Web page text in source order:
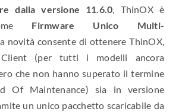
dalla versione 11.6.0, ThinOX è
Firmware Unico Multi-
novità consente di ottenere ThinOX,
(per tutti i modelli ancora
che non hanno superato il termine
Of Maintenance) sia in versione
un unico pacchetto scaricabile da